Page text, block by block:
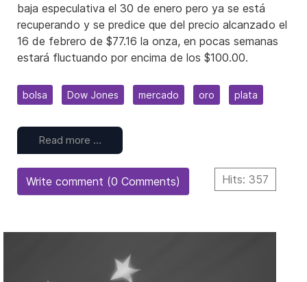
baja especulativa el 30 de enero pero ya se está
recuperando y se predice que del precio alcanzado el
16 de febrero de $77.16 la onza, en pocas semanas
estará fluctuando por encima de los $100.00.
bolsa Dow Jones mercado oro plata
Read more …
Hits: 357
Write comment (0 Comments)